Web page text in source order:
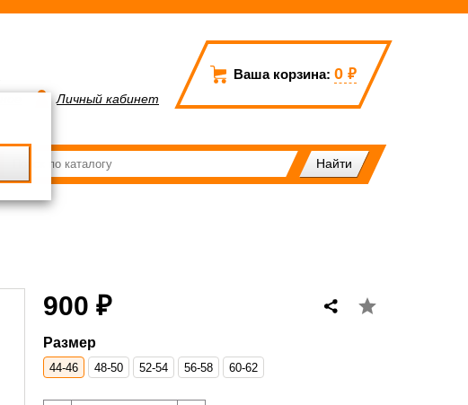
Ваша корзина: 0 ₽
Личный кабинет
900 ₽
Размер
44-46 48-50 52-54 56-58 60-62